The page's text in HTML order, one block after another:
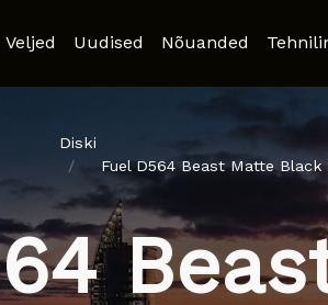
Veljed Uudised Nõuanded
Diski
Fuel D564 Beast Matte